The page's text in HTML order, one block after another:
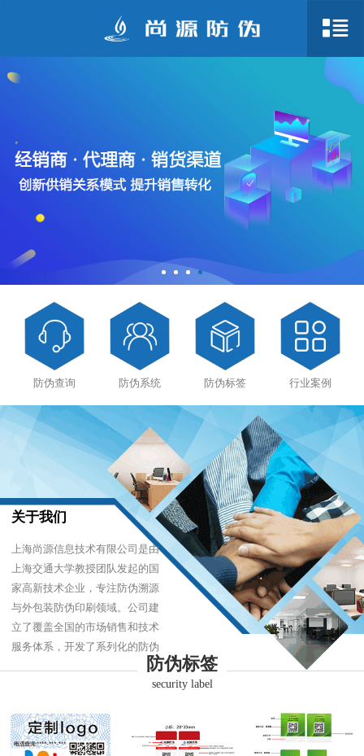
防伪查询 防伪系统 防伪标签 行业案例
关于我们
上海尚源信息技术有限公司是由
上海交通大学教授团队发起的国
家高新技术企业，专注防伪溯源
与外包装防伪印刷领域。公司建
立了覆盖全国的市场销售和技术
服务体系，开发了系列化的防伪
产品，以难仿制、易识别、优成
本的技术，经受住了市场的严酷
防伪标签
security label